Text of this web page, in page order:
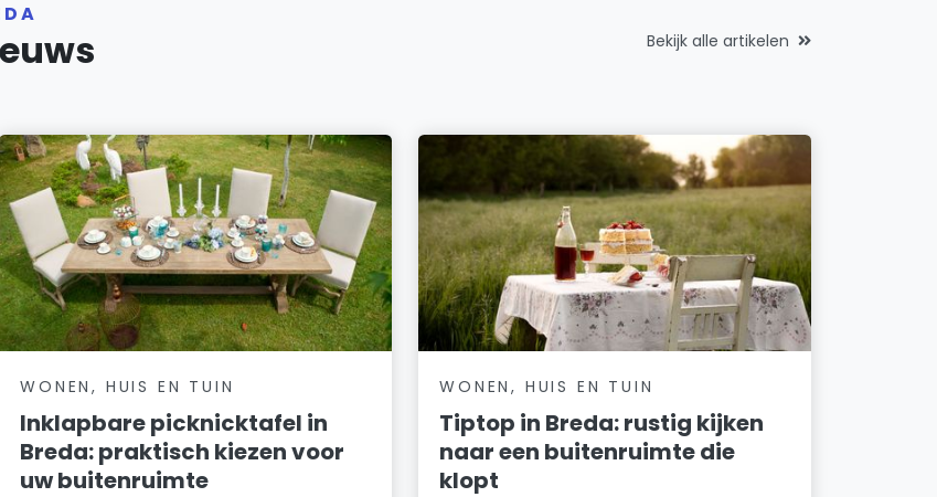
Bekijk alle artikelen
WONEN, HUIS EN TUIN
Inklapbare picknicktafel in
Breda: praktisch kiezen voor
uw buitenruimte
WONEN, HUIS EN TUIN
Tiptop in Breda: rustig kijken
naar een buitenruimte die
klopt